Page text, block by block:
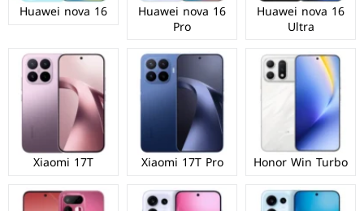
Huawei nova 16
Ultra
Huawei nova 16
Pro
Huawei nova 16
Honor Win Turbo
Xiaomi 17T Pro
Xiaomi 17T